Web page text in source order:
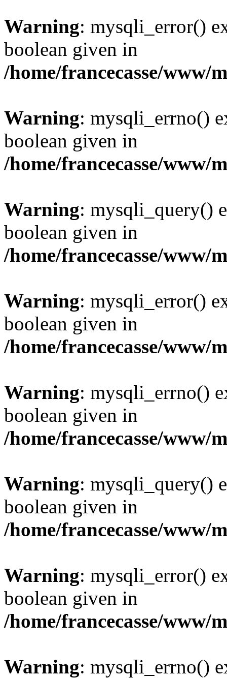
Warning: mysqli_error()
boolean given in
/home/francecasse/www/
Warning: mysqli_errno()
boolean given in
/home/francecasse/www/
Warning: mysqli_query()
boolean given in
/home/francecasse/www/
Warning: mysqli_error()
boolean given in
/home/francecasse/www/
Warning: mysqli_errno()
boolean given in
/home/francecasse/www/
Warning: mysqli_query()
boolean given in
/home/francecasse/www/
Warning: mysqli_error()
boolean given in
/home/francecasse/www/
Warning: mysqli_errno()